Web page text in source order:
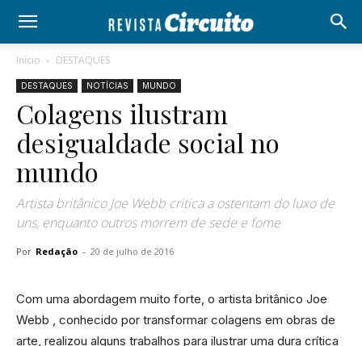
Início DESTAQUES
DESTAQUES NOTÍCIAS MUNDO
Colagens ilustram
desigualdade social no
mundo
Artista britânico Joe Webb critica a ostentam do luxo de
uns, enquanto outros morrem de sede e fome
Por Redação - 20 de julho de 2016
Com uma abordagem muito forte, o artista britânico Joe
Webb , conhecido por transformar colagens em obras de
arte, realizou alguns trabalhos para ilustrar uma dura crítica